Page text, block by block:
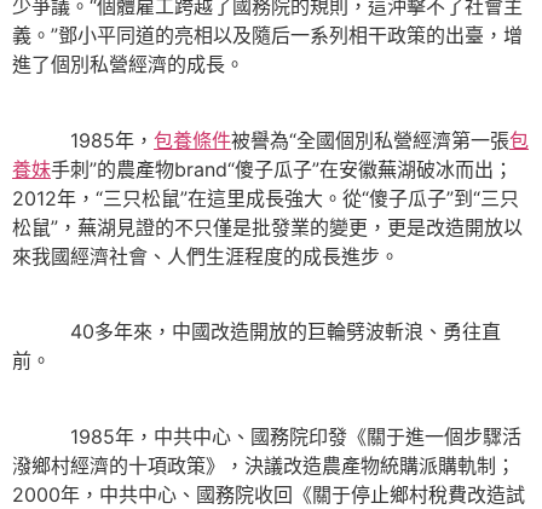
少爭議。“個體雇工跨越了國務院的規則，這沖擊不了社會主
義。”鄧小平同道的亮相以及隨后一系列相干政策的出臺，增
進了個別私營經濟的成長。
1985年， 包養條件被譽為“全國個別私營經濟第一張包
養妹手刺”的農產物brand“傻子瓜子”在安徽蕪湖破冰而出；
2012年，“三只松鼠”在這里成長強大。從“傻子瓜子”到“三只
松鼠”，蕪湖見證的不只僅是批發業的變更，更是改造開放以
來我國經濟社會、人們生涯程度的成長進步。
40多年來，中國改造開放的巨輪劈波斬浪、勇往直
前。
1985年，中共中心、國務院印發《關于進一個步驟活
潑鄉村經濟的十項政策》，決議改造農產物統購派購軌制；
2000年，中共中心、國務院收回《關于停止鄉村稅費改造試